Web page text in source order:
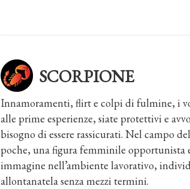
SCORPIONE
Innamoramenti, flirt e colpi di fulmine, i
alle prime esperienze, siate protettivi e
bisogno di essere rassicurati. Nel campo
poche, una figura femminile opportunista
immagine nell’ambiente lavorativo,
allontanatela senza mezzi termini.